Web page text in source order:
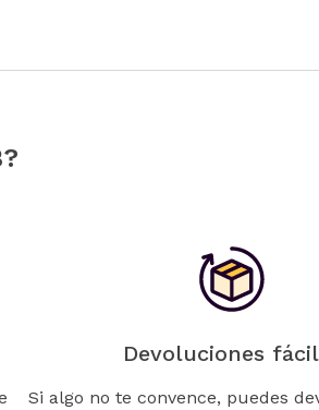
Devoluciones
Si algo no te convence, puedes